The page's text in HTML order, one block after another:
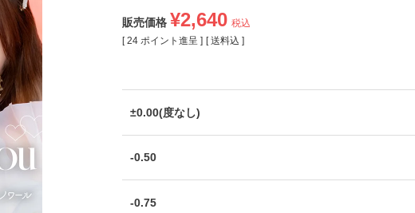
販売価格 ¥2,640 税込
[ 24 ポイント進呈 ] 送料込
±0.00(度なし)
-0.50
-0.75